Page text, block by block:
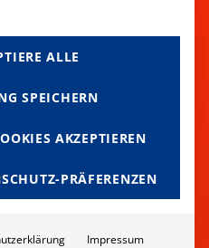
Seite, der Ihnen schnell
erreichbar: Wir sind
365 Tage im Jahr.
Notfälle
– wir sind sofort
ALLE
SPEICHERN
AKZEPTIEREN
PRÄFERENZEN
Impressum